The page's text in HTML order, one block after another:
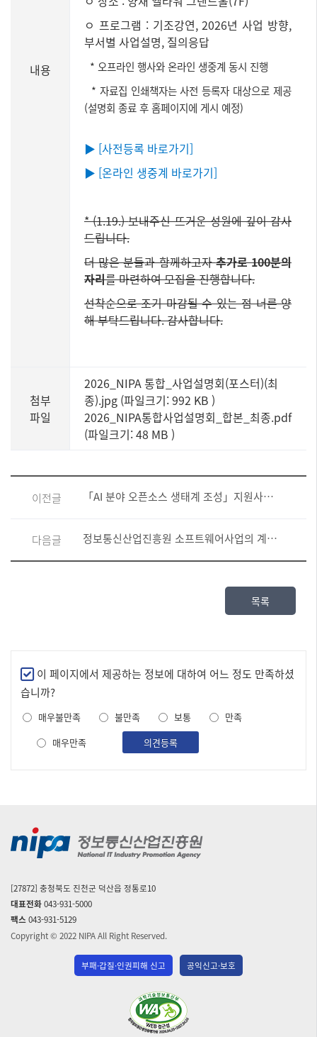
내용
ㅇ 프로그램 : 기조강연, 2026년 사업 방향,
부서별 사업설명, 질의응답
* 오프라인 행사와 온라인 생중계 동시 진행
* 자료집 인쇄책자는 사전 등록자 대상으로 제공
(설명회 종료 후 홈페이지에 게시 예정)
▶ [사전등록 바로가기]
▶ [온라인 생중계 바로가기]
* (1.19.)보내주신 뜨거운 성원에 깊이 감사
드립니다.
더 많은 분들과 함께하고자추가로 100분의
자리를 마련하여 모집을 진행합니다.
선착순으로 조기 마감될 수 있는 점 너른 양
해 부탁드립니다. 감사합니다.
첨부
파일
2026_NIPA 통합_사업설명회(포스터)(최
종).jpg (파일크기: 992 KB )
2026_NIPA통합사업설명회_합본_최종.pdf
(파일크기: 48 MB )
이전글 「AI 분야 오픈소스 생태계 조성」지원사업(기업대상) 수요조사 안내(종료)
다음글 정보통신산업진흥원 소프트웨어사업의 계약정보 공개
목록
만
족
도
조
이 페이지에서 제공하는 정보에 대하여 어느 정도 만족하셨
습니까?
매우불만족 불만족 보통
만족
매우만족
의견등록
[27872] 충청북도 진천군 덕산읍 정통로10
대표전화043-931-5000
팩스043-931-5129
Copyright © 2022 NIPA All Right Reserved.
부패·갑질·인권피해 신고 공익신고·보호
(사)
한
국